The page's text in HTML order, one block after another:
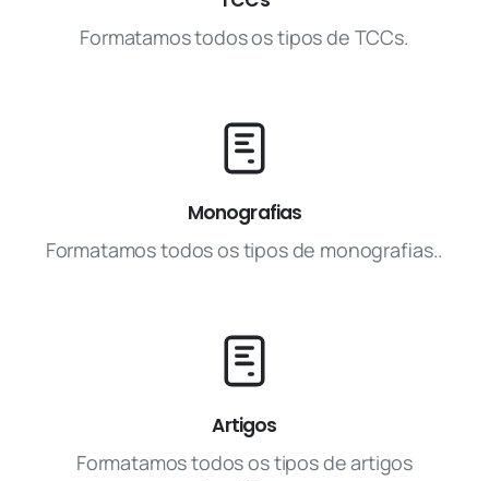
Formatamos todos os tipos de TCCs.
Monografias
Formatamos todos os tipos de monografias..
Artigos
Formatamos todos os tipos de artigos